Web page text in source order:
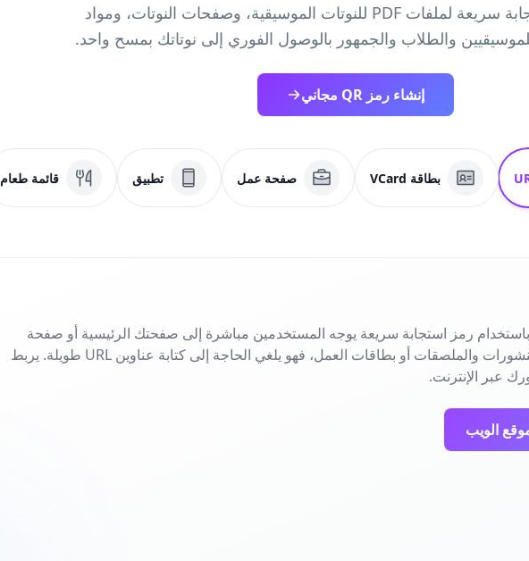
أنشئ رمز استجابة سريعة لملفات PDF للنوتات الموسيقية، وصفحات النوتات، ومواد
والطلاب والجمهور بالوصول الفوري إلى نوتاتك بمسح واحد.
إنشاء رمز QR مجاني
بطاقة VCard صفحة عمل تطبيق قائمة طعام
رمز استجابة سريعة يوجه المستخدمين مباشرة إلى صفحتك الرئيسية أو صفحة
الهبوط أو صفحة الحملة. مثالي للمنشورات والملصقات أو بطاقات العمل، فهو يلغي الحاجة إلى كتابة عناوين URL طويلة. يربط
عبر الإنترنت.
الويب